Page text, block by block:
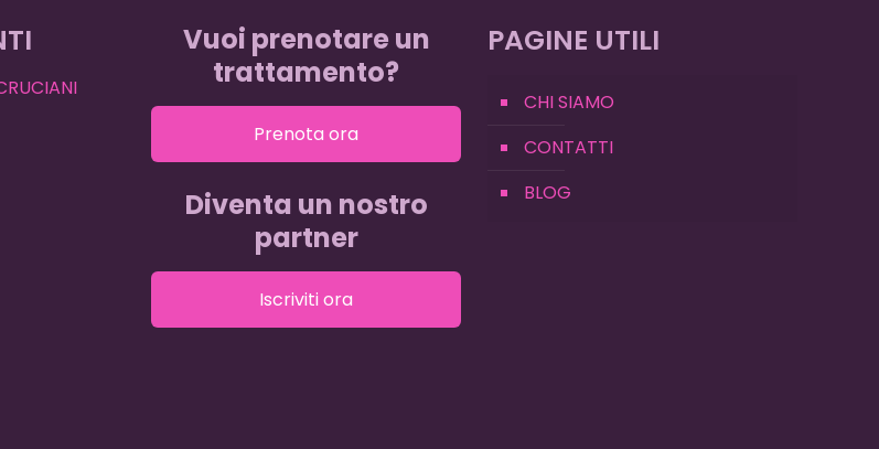
Vuoi prenotare un
trattamento?
Prenota ora
Diventa un nostro
partner
Iscriviti ora
PAGINE UTILI
CHI SIAMO
CONTATTI
BLOG